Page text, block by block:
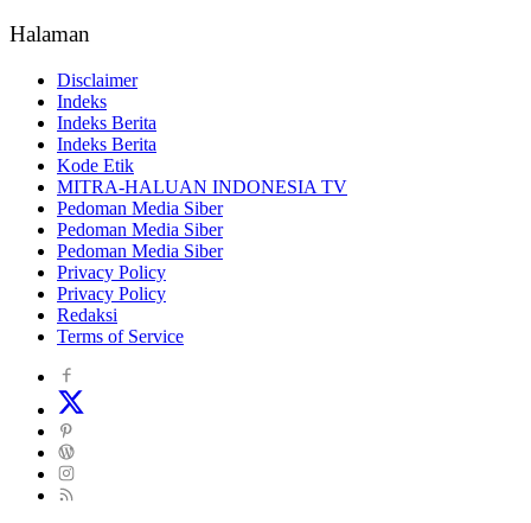
Halaman
Disclaimer
Indeks
Indeks Berita
Indeks Berita
Kode Etik
MITRA-HALUAN INDONESIA TV
Pedoman Media Siber
Pedoman Media Siber
Pedoman Media Siber
Privacy Policy
Privacy Policy
Redaksi
Terms of Service